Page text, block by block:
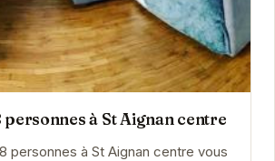
à St Aignan centre
personnes à St Aignan centre vous